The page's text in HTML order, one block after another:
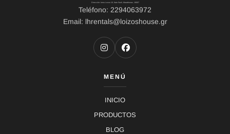
Dirección: Ierou Loxou 10, Kato Souli, Marathonas, 19007
Teléfono: 2294063972
Email: lhrentals@loizoshouse.gr
MENÚ
INICIO
PRODUCTOS
BLOG